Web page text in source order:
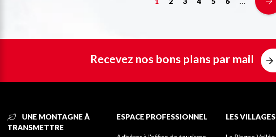
Recevez nos bons plans par mail
UNE MONTAGNE À
TRANSMETTRE
ESPACE PROFESSIONNEL LES VILLAGES